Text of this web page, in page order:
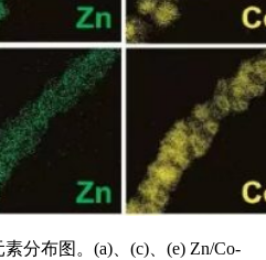
分布图。(a)、(c)、(e) Zn/Co-